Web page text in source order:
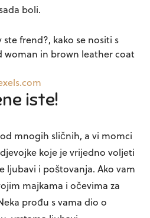
boli.
iste!
mnogih sličnih, a vi momci
koje je vrijedno voljeti
ljubavi i poštovanja. Ako vam
majkama i očevima za
prođu s vama dio o